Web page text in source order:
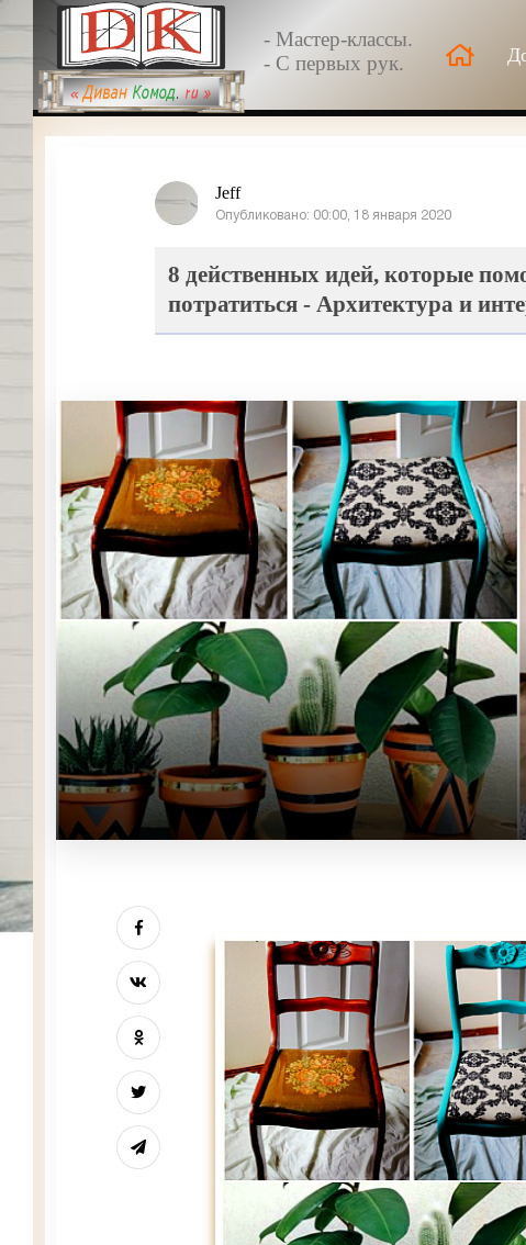
- Мастер-классы.
- С первых рук.
Jeff
Опубликовано: 00:00, 18 января 2020
8 действенных идей, которые
потратиться - Архитектура и